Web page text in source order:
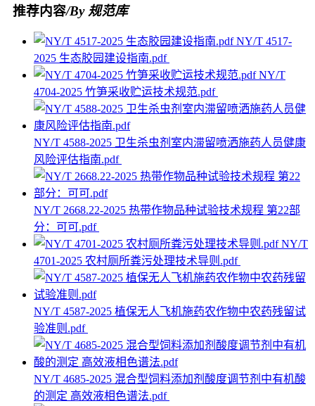
推荐内容/By 规范库
NY/T 4517-
2025 生态胶园建设指南.pdf
NY/T
4704-2025 竹笋采收贮运技术规范.pdf
NY/T 4588-2025 卫生杀虫剂室内滞留喷洒施药人员健康
风险评估指南.pdf
NY/T 2668.22-2025 热带作物品种试验技术规程 第22部
分：可可.pdf
NY/T
4701-2025 农村厕所粪污处理技术导则.pdf
NY/T 4587-2025 植保无人飞机施药农作物中农药残留试
验准则.pdf
NY/T 4685-2025 混合型饲料添加剂酸度调节剂中有机酸
的测定 高效液相色谱法.pdf